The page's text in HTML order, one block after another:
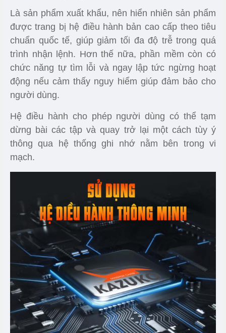
Là sản phẩm xuất khẩu, nên hiển nhiên sản phẩm
được trang bị hệ điều hành bản cao cấp theo tiêu
chuẩn quốc tế, giúp giảm tối đa độ trễ trong quá
trình nhận lệnh. Hơn thế nữa, phần mềm còn có
chức năng tự tìm lỗi và ngay lập tức ngừng hoạt
động nếu cảm thấy nguy hiểm giúp đảm bảo cho
người dùng.
Hệ điều hành cho phép người dùng có thể tạm
dừng bài các tập và quay trở lại một cách tùy ý
thông qua hệ thống ghi nhớ nằm bên trong vi
mạch.